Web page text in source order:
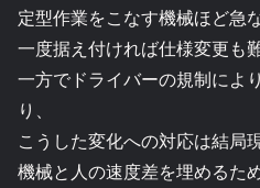
定型作業をこなす機械ほど急
一度据え付ければ仕様変更も難
一方でドライバーの規制によ
り、
こうした変化への対応は結局
機械と人の速度差を埋めるた